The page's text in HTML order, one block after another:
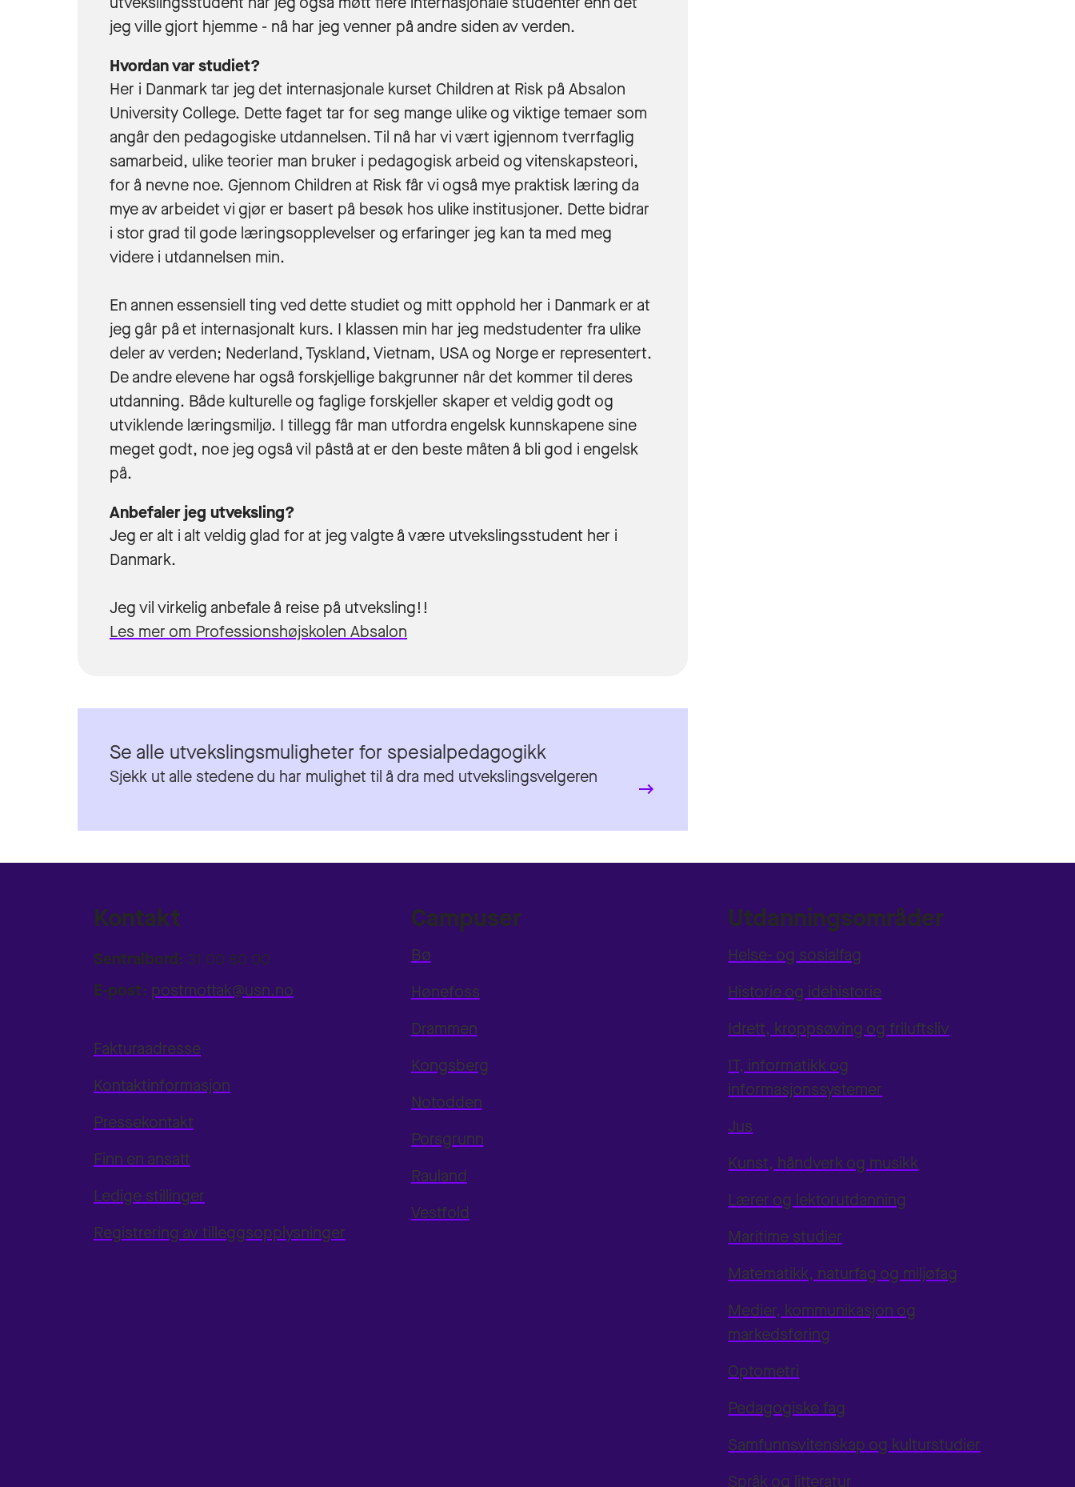
jeg ville gjort hjemme - nå har jeg venner på andre siden av verden.
Hvordan var studiet?
Her i Danmark tar jeg det internasjonale kurset Children at Risk på Absalon
University College. Dette faget tar for seg mange ulike og viktige temaer som
angår den pedagogiske utdannelsen. Til nå har vi vært igjennom tverrfaglig
samarbeid, ulike teorier man bruker i pedagogisk arbeid og vitenskapsteori,
for å nevne noe. Gjennom Children at Risk får vi også mye praktisk læring da
mye av arbeidet vi gjør er basert på besøk hos ulike institusjoner. Dette bidrar
i stor grad til gode læringsopplevelser og erfaringer jeg kan ta med meg
videre i utdannelsen min.
En annen essensiell ting ved dette studiet og mitt opphold her i Danmark er at
jeg går på et internasjonalt kurs. I klassen min har jeg medstudenter fra ulike
deler av verden; Nederland, Tyskland, Vietnam, USA og Norge er representert.
De andre elevene har også forskjellige bakgrunner når det kommer til deres
utdanning. Både kulturelle og faglige forskjeller skaper et veldig godt og
utviklende læringsmiljø. I tillegg får man utfordra engelsk kunnskapene sine
meget godt, noe jeg også vil påstå at er den beste måten å bli god i engelsk
på.
Anbefaler jeg utveksling?
Jeg er alt i alt veldig glad for at jeg valgte å være utvekslingsstudent her i
Danmark.
Jeg vil virkelig anbefale å reise på utveksling!!
Les mer om Professionshøjskolen Absalon
Sjekk ut alle stedene du har mulighet til å dra med utvekslingsvelgeren
Kontakt
Sentralbord: 31 00 80 00
E-post: postmottak@usn.no
Fakturaadresse
Kontaktinformasjon
Pressekontakt
Finn en ansatt
Ledige stillinger
Registrering av tilleggsopplysninger
Campuser
Bø
Hønefoss
Drammen
Kongsberg
Notodden
Porsgrunn
Rauland
Vestfold
Utdanningsområder
Helse- og sosialfag
Historie og idéhistorie
Idrett, kroppsøving og friluftsliv
IT, informatikk og
informasjonssystemer
Jus
Kunst, håndverk og musikk
Lærer og lektorutdanning
Maritime studier
Matematikk, naturfag og miljøfag
Medier, kommunikasjon og
markedsføring
Optometri
Pedagogiske fag
Samfunnsvitenskap og kulturstudier
Språk og litteratur